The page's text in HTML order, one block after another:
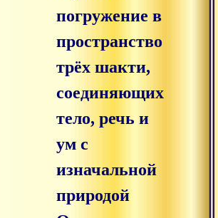
погружение в
пространство
трёх шакти,
соединяющих
тело, речь и
ум с
изначальной
природой